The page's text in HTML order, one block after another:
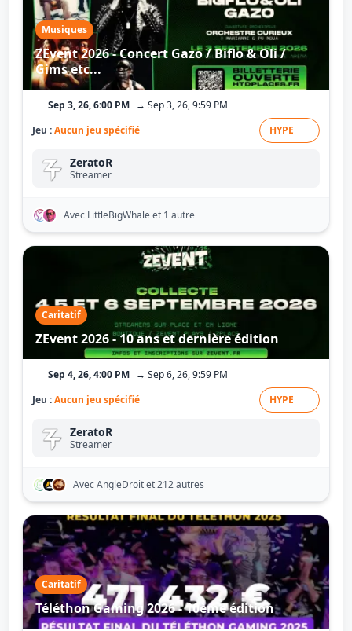
Musiques
ZEvent 2026 - Concert Gazo / Biflo & Oli /
Gims etc...
Sep 3, 26, 6:00 PM → Sep 3, 26, 9:59 PM
Jeu :Aucun jeu spécifié HYPE
ZeratoR
Streamer
Avec LittleBigWhaleet 1 autre
Caritatif
ZEvent 2026 - 10 ans et dernière édition
Sep 4, 26, 4:00 PM → Sep 6, 26, 9:59 PM
Jeu :Aucun jeu spécifié HYPE
ZeratoR
Streamer
Avec AngleDroitet 212 autres
Caritatif
Téléthon Gaming 2026 - 10ème édition